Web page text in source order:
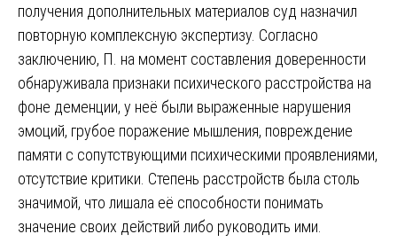
получения дополнительных материалов суд назначил
повторную комплексную экспертизу. Согласно
заключению, П. на момент составления доверенности
обнаруживала признаки психического расстройства на
фоне деменции, у неё были выраженные нарушения
эмоций, грубое поражение мышления, повреждение
памяти с сопутствующими психическими проявлениями,
отсутствие критики. Степень расстройств была столь
значимой, что лишала её способности понимать
значение своих действий либо руководить ими.